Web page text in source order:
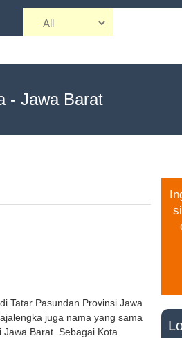
- Jawa Barat
Tatar Pasundan Provinsi Jawa
juga nama yang sama
Barat. Sebagai Kota